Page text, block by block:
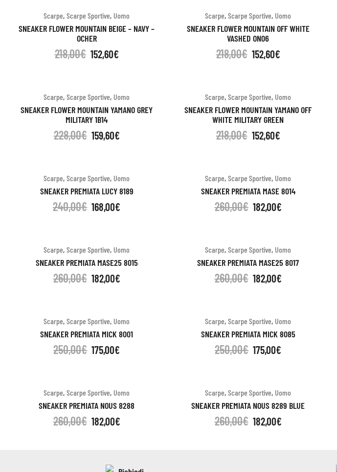
Scarpe,Scarpe Sportive, Uomo
SNEAKER FLOWER MOUNTAIN BEIGE – NAVY –
OCHER
218,00€ 152,60€
Scarpe,Scarpe Sportive, Uomo
SNEAKER FLOWER MOUNTAIN OFF WHITE
VASHED ON06
218,00€ 152,60€
Scarpe,Scarpe Sportive, Uomo
SNEAKER FLOWER MOUNTAIN YAMANO GREY
MILITARY 1B14
228,00€ 159,60€
Scarpe,Scarpe Sportive, Uomo
SNEAKER FLOWER MOUNTAIN YAMANO OFF
WHITE MILITARY GREEN
218,00€ 152,60€
Scarpe,Scarpe Sportive, Uomo
SNEAKER PREMIATA LUCY 8189
240,00€ 168,00€
Scarpe,Scarpe Sportive, Uomo
SNEAKER PREMIATA MASE 8014
260,00€ 182,00€
Scarpe,Scarpe Sportive, Uomo
SNEAKER PREMIATA MASE25 8015
260,00€ 182,00€
Scarpe,Scarpe Sportive, Uomo
SNEAKER PREMIATA MASE25 8017
260,00€ 182,00€
Scarpe,Scarpe Sportive, Uomo
SNEAKER PREMIATA MICK 8001
250,00€ 175,00€
Scarpe,Scarpe Sportive, Uomo
SNEAKER PREMIATA MICK 8085
250,00€ 175,00€
Scarpe,Scarpe Sportive, Uomo
SNEAKER PREMIATA NOUS 8288
260,00€ 182,00€
Scarpe,Scarpe Sportive, Uomo
SNEAKER PREMIATA NOUS 8289 BLUE
260,00€ 182,00€